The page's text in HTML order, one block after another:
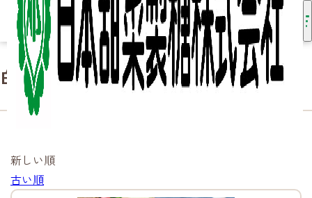
白双糖
新しい順
古い順